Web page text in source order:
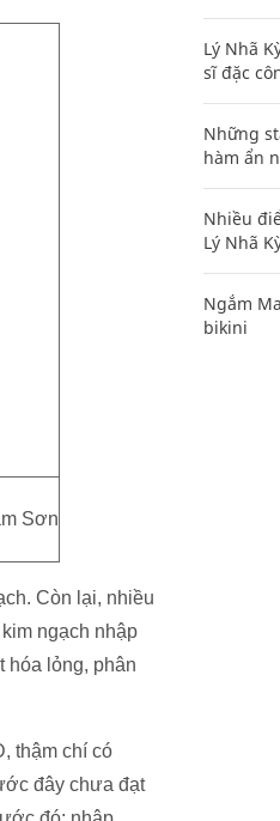
Sơn
Còn lại, nhiều
ngạch nhập
hóa lỏng, phân
thậm chí có
đây chưa đạt
Lý Nhã
sĩ đặc
Những
hàm ẩn
Nhiều
Lý Nhã
Ngắm
bikini